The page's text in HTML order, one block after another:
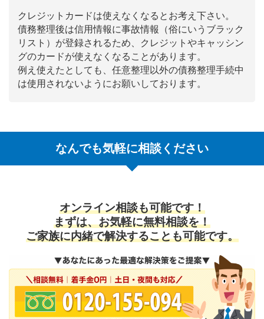
クレジットカードは使えなくなるとお考え下さい。
債務整理後は信用情報に事故情報（俗にいうブラック
リスト）が登録されるため、クレジットやキャッシン
グのカードが使えなくなることがあります。
例え使えたとしても、任意整理以外の債務整理手続中
は使用されないようにお願いしております。
なんでも気軽に相談ください
オンライン相談も可能です！
まずは、お気軽に無料相談を！
ご家族に内緒で解決することも可能です。